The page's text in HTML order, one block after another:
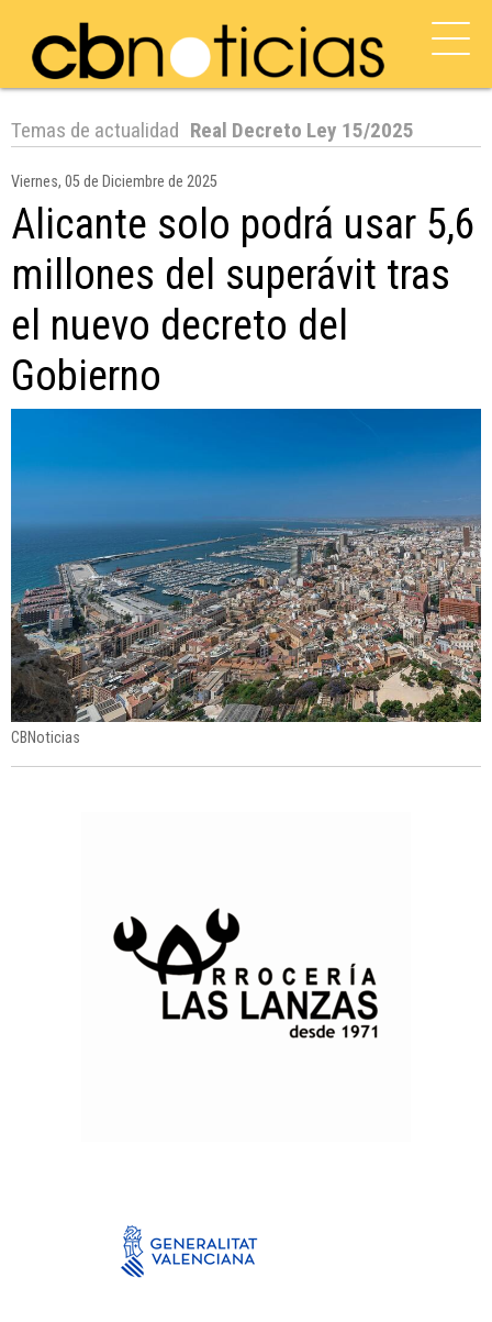
Temas de actualidad Real Decreto Ley 15/2025
Viernes, 05 de Diciembre de 2025
Alicante solo podrá usar 5,6
millones del superávit tras
el nuevo decreto del
Gobierno
CBNoticias